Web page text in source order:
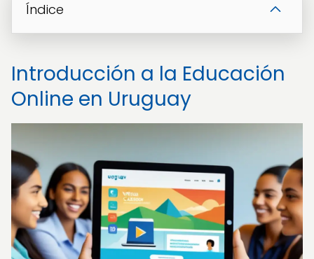
Índice
Introducción a la Educación
Online en Uruguay